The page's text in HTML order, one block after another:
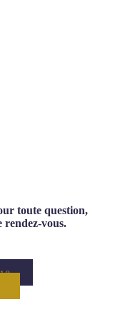
toute question,
rendez-vous.